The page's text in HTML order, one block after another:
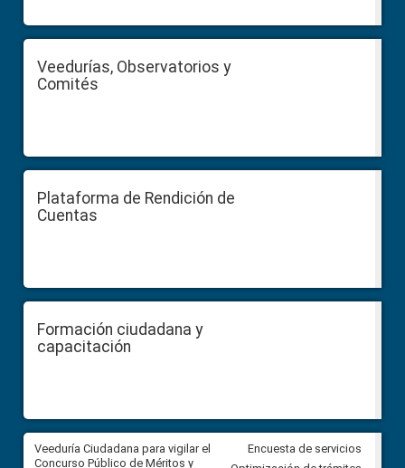
Veedurías, Observatorios y
Comités
Plataforma de Rendición de
Cuentas
Formación ciudadana y
capacitación
Veeduría Ciudadana para vigilar el
Concurso Público de Méritos y
Veeduría Ciudadana para
construcción del asfaltado de
Encuesta de servicios